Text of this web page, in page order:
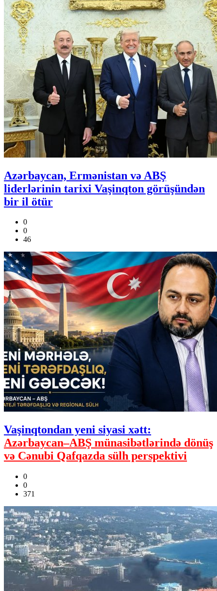
Azərbaycan, Ermənistan və ABŞ
liderlərinin tarixi Vaşinqton görüşündən
bir il ötür
0
0
46
Vaşinqtondan yeni siyasi xətt:
Azərbaycan–ABŞ münasibətlərində dönüş
və Cənubi Qafqazda sülh perspektivi
0
0
371